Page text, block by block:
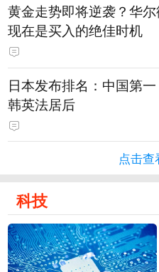
黄金走势即将逆袭？华尔
现在是买入的绝佳时机
日本发布排名：中国第
韩英法居后
点击查
科技